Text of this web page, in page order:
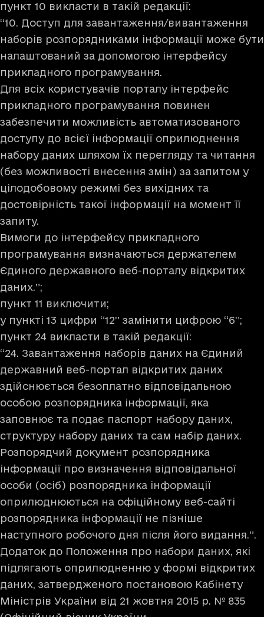
пункт 10 викласти в такій редакції:
“10. Доступ для завантаження/вивантаження
наборів розпорядниками інформації може бути
налаштований за допомогою інтерфейсу
прикладного програмування.
Для всіх користувачів порталу інтерфейс
прикладного програмування повинен
забезпечити можливість автоматизованого
доступу до всієї інформації оприлюднення
набору даних шляхом їх перегляду та читання
(без можливості внесення змін) за запитом у
цілодобовому режимі без вихідних та
достовірність такої інформації на момент її
запиту.
Вимоги до інтерфейсу прикладного
програмування визначаються держателем
Єдиного державного веб-порталу відкритих
даних.”;
пункт 11 виключити;
у пункті 13 цифри “12” замінити цифрою “6”;
пункт 24 викласти в такій редакції:
“24. Завантаження наборів даних на Єдиний
державний веб-портал відкритих даних
здійснюється безоплатно відповідальною
особою розпорядника інформації, яка
заповнює та подає паспорт набору даних,
структуру набору даних та сам набір даних.
Розпорядчий документ розпорядника
інформації про визначення відповідальної
особи (осіб) розпорядника інформації
оприлюднюються на офіційному веб-сайті
розпорядника інформації не пізніше
наступного робочого дня після його видання.”.
Додаток до Положення про набори даних, які
підлягають оприлюдненню у формі відкритих
даних, затвердженого постановою Кабінету
Міністрів України від 21 жовтня 2015 р. № 835